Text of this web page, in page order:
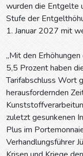
wurden die Entgelte
Stufe der
1. Januar 2027 mit
„Mit den
5,5 Prozent haben
Tarifabschluss Wort
herausfordernden
zuletzt gesunkenen
Plus im
Verhandlungsführer